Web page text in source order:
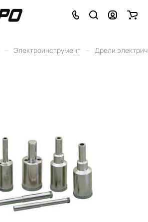
– Электроинструмент – Дрели